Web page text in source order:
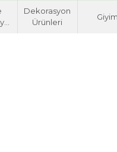
Dekorasyon
Ürünleri
Giyim